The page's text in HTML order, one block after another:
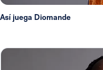
Así juega Diomande